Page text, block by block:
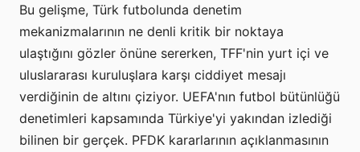
Bu gelişme, Türk futbolunda denetim
mekanizmalarının ne denli kritik bir noktaya
ulaştığını gözler önüne sererken, TFF'nin yurt içi ve
uluslararası kuruluşlara karşı ciddiyet mesajı
verdiğinin de altını çiziyor. UEFA'nın futbol bütünlüğü
denetimleri kapsamında Türkiye'yi yakından izlediği
bilinen bir gerçek. PFDK kararlarının açıklanmasının